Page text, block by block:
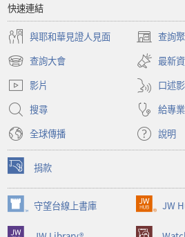
快速連結
與耶和華見證人見面 查詢
（開
啟
新
視
窗）
查詢大會
（開
啟
新
視
窗）
最新
影片
口述
搜尋
給專
全球傳播
說明
捐款
（開
啟
新
視
窗）
守望台線上書庫
（開
啟
JW
（開
啟